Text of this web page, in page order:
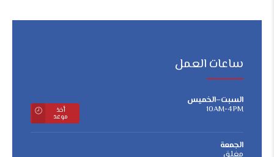
ساعات العمل
السبت–الخميس
10AM-4PM أخذ
موعد
الجمعة